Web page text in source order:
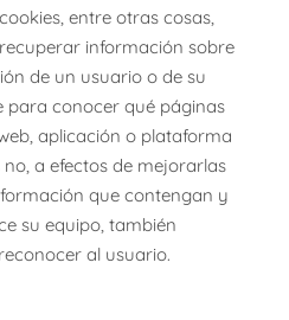
entre otras cosas,
información sobre
de un usuario o de su
para conocer qué páginas
aplicación o plataforma
a efectos de mejorarlas
que contengan y
su equipo, también
al usuario.